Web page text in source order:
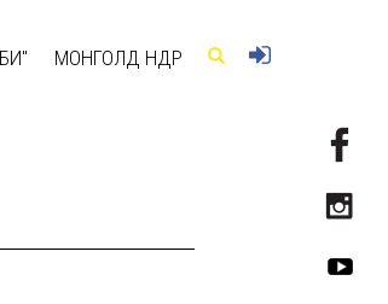
МОНГОЛД ӨНӨӨДӨР